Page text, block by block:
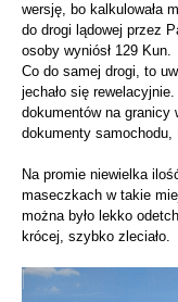
wersję, bo kalkulowała
do drogi lądowej przez
osoby wyniósł 129 Kun.
Co do samej drogi, to
jechało się
dokumentów na granicy
dokumenty samochodu,
Na promie niewielka
maseczkach w takie
można było lekko
krócej, szybko zleciało.